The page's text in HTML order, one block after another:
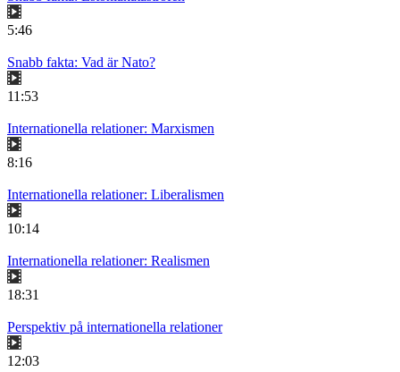
5:46
Snabb fakta: Vad är Nato?
11:53
Internationella relationer: Marxismen
8:16
Internationella relationer: Liberalismen
10:14
Internationella relationer: Realismen
18:31
Perspektiv på internationella relationer
12:03